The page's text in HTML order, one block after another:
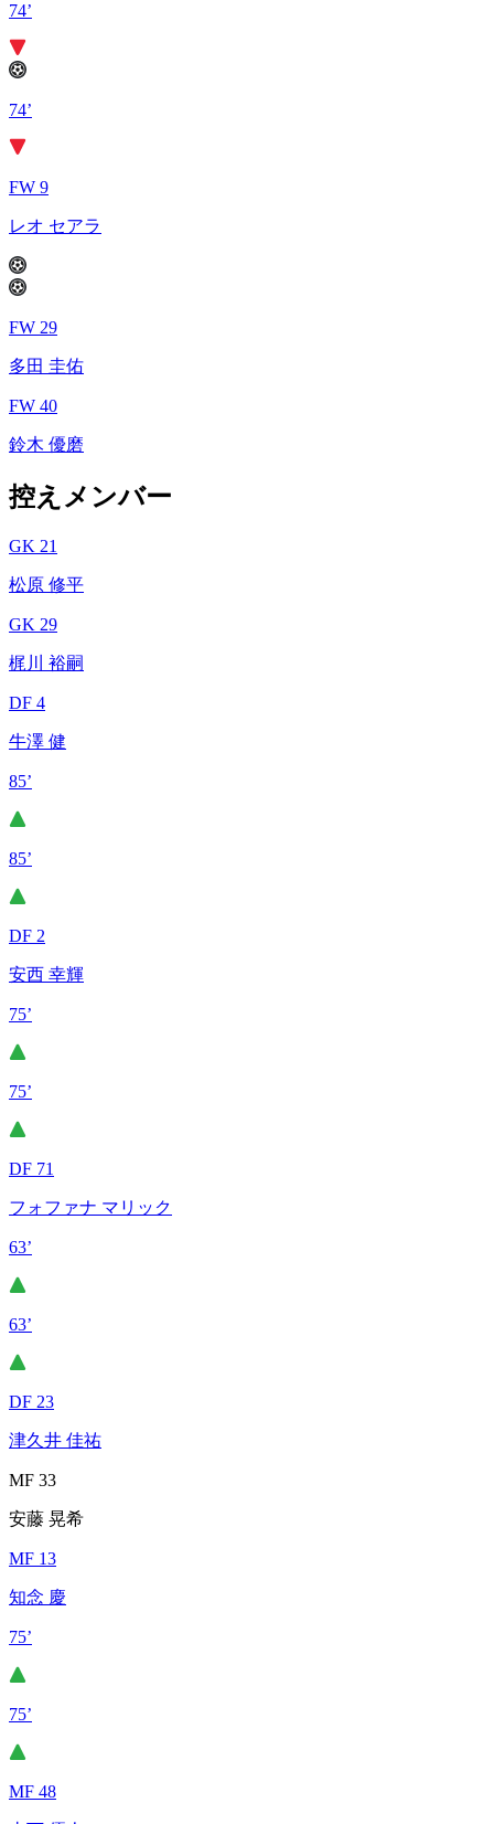
74’
74’
FW 9
レオ セアラ
FW 29
多田 圭佑
FW 40
鈴木 優磨
控えメンバー
GK 21
松原 修平
GK 29
梶川 裕嗣
DF 4
牛澤 健
85’
85’
DF 2
安西 幸輝
75’
75’
DF 71
フォファナ マリック
63’
63’
DF 23
津久井 佳祐
MF 33
安藤 晃希
MF 13
知念 慶
75’
75’
MF 48